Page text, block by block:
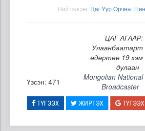
Нийтэлсэн: Цаг Уур Орчны
ЦАГ АГААР:
Улаанбаатарт
өдөртөө 19 хэм
дулаан
Үзсэн: 471
Mongolian National
Broadcaster
ТҮГЭЭХ ЖИРГЭХ ТҮГЭЭХ